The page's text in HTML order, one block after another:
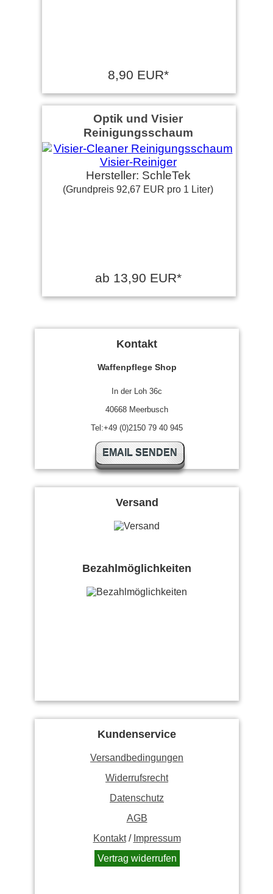
8,90 EUR*
Optik und Visier
Reinigungsschaum
Hersteller: SchleTek
(Grundpreis 92,67 EUR pro 1 Liter)
ab 13,90 EUR*
Kontakt
Waffenpflege Shop
In der Loh 36c
40668 Meerbusch
Tel:+49 (0)2150 79 40 945
EMAIL SENDEN
Versand
Bezahlmöglichkeiten
Kundenservice
Versandbedingungen
Widerrufsrecht
Datenschutz
AGB
Kontakt/ Impressum
Vertrag widerrufen